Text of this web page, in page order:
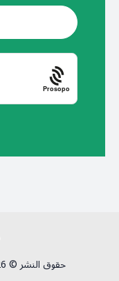
Prosopo
حقوق النشر © 2026 ورد الآن | مدعوم من DS2Pro